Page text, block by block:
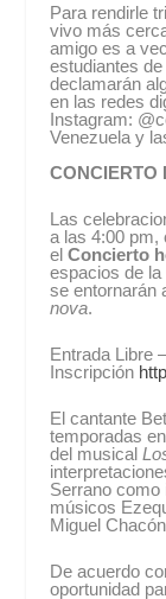
Para rendirle
vivo más
amigo es a
estudiantes
declamarán
en las redes
Instagram:
Venezuela y
CONCIERTO
Las
a las 4:00 pm,
elConcierto
espacios de
se entornarán
nova.
Entrada Libre
Inscripción
El cantante
temporadas
del musical
Serrano como
músicos
Miguel
De acuerdo
oportunidad